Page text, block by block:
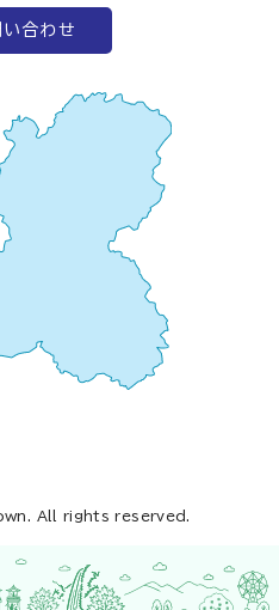
い合わせ
All rights reserved.